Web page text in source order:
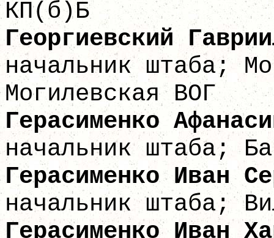
КП(б)Б
Георгиевский
начальник штаба;
Могилевская ВОГ
Герасименко
начальник штаба;
Герасименко
начальник штаба;
Герасименко